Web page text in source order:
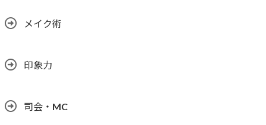
メイク術
印象力
司会・MC